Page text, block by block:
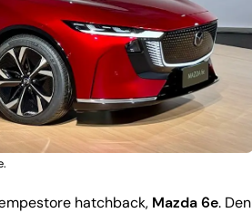
hatchback, Mazda 6e. Den